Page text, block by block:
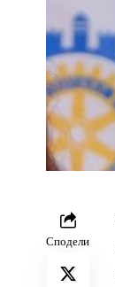
Сподели